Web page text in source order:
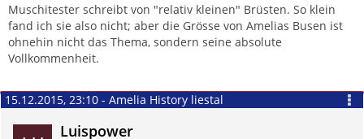
Muschitester schreibt von "relativ kleinen" Brüsten. So klein
fand ich sie also nicht; aber die Grösse von Amelias Busen ist
ohnehin nicht das Thema, sondern seine absolute
Vollkommenheit.
15.12.2015, 23:10 - Amelia History liestal
Luispower